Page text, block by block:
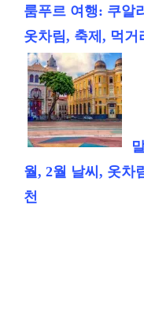
룸푸르 여행: 쿠알
옷차림, 축제, 먹거
월, 2월 날씨, 옷차
천